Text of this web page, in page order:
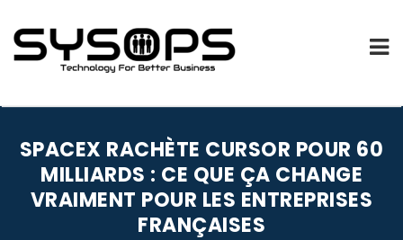
content
SPACEX RACHÈTE CURSOR POUR 60
MILLIARDS : CE QUE ÇA CHANGE
VRAIMENT POUR LES ENTREPRISES
FRANÇAISES